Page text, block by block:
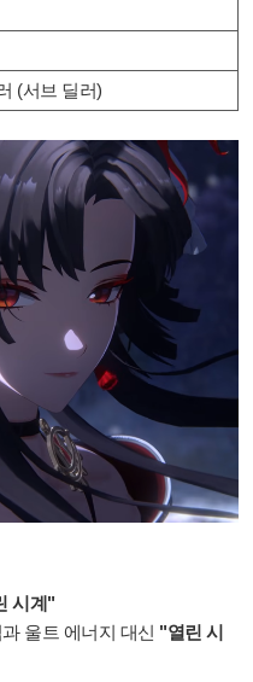
(서브 딜러)
시계"
울트 에너지 대신 "열린 시